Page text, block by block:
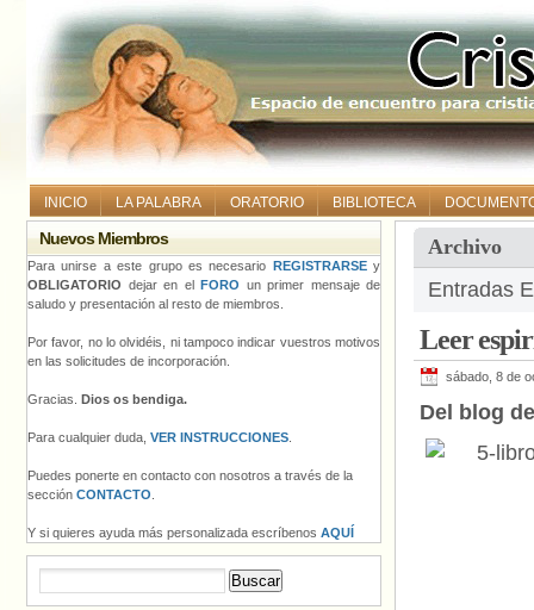
INICIO LA PALABRA ORATORIO BIBLIOTECA
Archivo
Entradas
Leer
sábado, 8 de
Del blog
Nuevos Miembros
Para unirse a este grupo es necesario REGISTRARSEy
OBLIGATORIO dejar en el FORO un primer mensaje de
saludo y presentación al resto de miembros.
Por favor, no lo olvidéis, ni tampoco indicar vuestros motivos
en las solicitudes de incorporación.
Gracias. Dios os bendiga.
Para cualquier duda, VER INSTRUCCIONES
Puedes ponerte en contacto con nosotros a través de la
sección CONTACTO
Y si quieres ayuda más personalizada escríbenos AQUÍ